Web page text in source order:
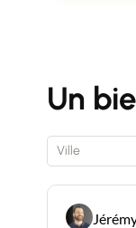
Un
Ville